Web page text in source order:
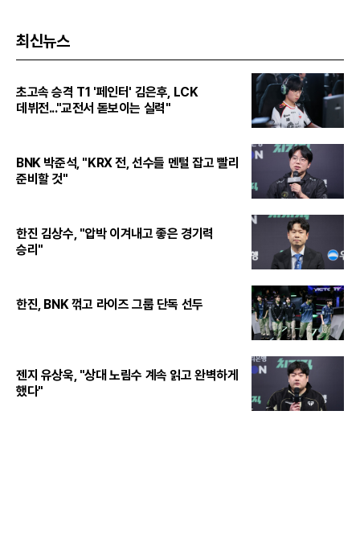
최신뉴스
초고속 승격 T1 '페인터' 김은후, LCK
데뷔전..."교전서 돋보이는 실력"
BNK 박준석, "KRX 전, 선수들 멘털 잡고 빨리
준비할 것"
한진 김상수, "압박 이겨내고 좋은 경기력
승리"
한진, BNK 꺾고 라이즈 그룹 단독 선두
젠지 유상욱, "상대 노림수 계속 읽고 완벽하게
했다"